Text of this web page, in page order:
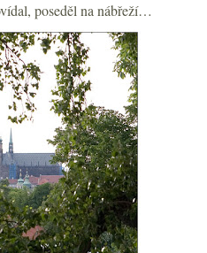
poseděl na nábřeží…